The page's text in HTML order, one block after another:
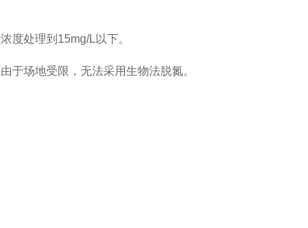
度处理到15mg/L以下。
于场地受限，无法采用生物法脱氮。